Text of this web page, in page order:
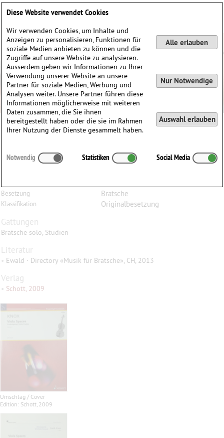
Viola Spaces. Contemporary Viola Studies (vol. 1), für
Besetzung Bratsche
Klassifikation Originalbesetzung
Gattungen
Bratsche solo, Studien
Literatur
• Ewald · Directory «Musik für Bratsche», CH, 2013
Verlag
• Schott, 2009
Umschlag / Cover
Edition: Schott, 2009
Diese Website verwendet Cookies
Wir verwenden Cookies, um Inhalte und
Anzeigen zu personalisieren, Funktionen für
soziale Medien anbieten zu können und die
Zugriffe auf unsere Website zu analysieren.
Ausserdem geben wir Informationen zu Ihrer
Verwendung unserer Website an unsere
Partner für soziale Medien, Werbung und
Analysen weiter. Unsere Partner führen diese
Informationen möglicherweise mit weiteren
Daten zusammen, die Sie ihnen
bereitgestellt haben oder die sie im Rahmen
Ihrer Nutzung der Dienste gesammelt haben.
Alle erlauben
Nur Notwendige
Auswahl erlauben
Notwendig Statistiken Social Media